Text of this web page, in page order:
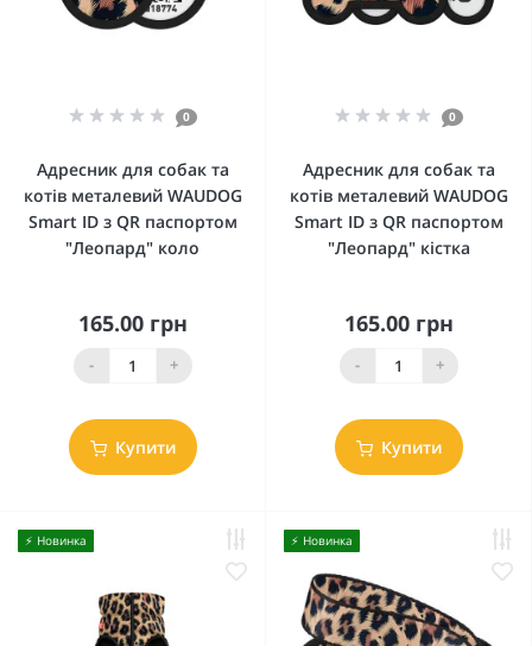
0
Адресник для собак та
котів металевий WAUDOG
Smart ID з QR паспортом
"Леопард" коло
165.00 грн
- +
Купити
0
Адресник для собак та
котів металевий WAUDOG
Smart ID з QR паспортом
"Леопард" кістка
165.00 грн
- +
Купити
⚡️ Новинка ⚡️ Новинка